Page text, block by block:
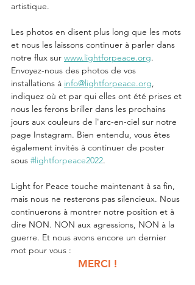
artistique.
Les photos en disent plus long que les mots
et nous les laissons continuer à parler dans
notre flux sur www.lightforpeace.org.
Envoyez-nous des photos de vos
installations à info@lightforpeace.org,
indiquez où et par qui elles ont été prises et
nous les ferons briller dans les prochains
jours aux couleurs de l'arc-en-ciel sur notre
page Instagram. Bien entendu, vous êtes
également invités à continuer de poster
sous #lightforpeace2022.
Light for Peace touche maintenant à sa fin,
mais nous ne resterons pas silencieux. Nous
continuerons à montrer notre position et à
dire NON. NON aux agressions, NON à la
guerre. Et nous avons encore un dernier
mot pour vous :
MERCI !